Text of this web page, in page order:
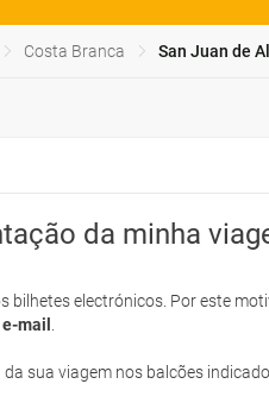
Costa Branca San Juan de
da minha
bilhetes electrónicos. Por este
e-mail
sua viagem nos balcões